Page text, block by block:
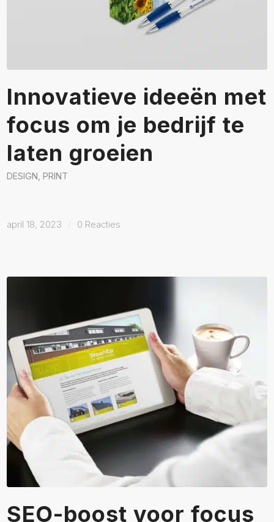
Innovatieve ideeën met
focus om je bedrijf te
laten groeien
DESIGN ,PRINT
april 18, 2023 0 Reacties
SEO-boost voor focus